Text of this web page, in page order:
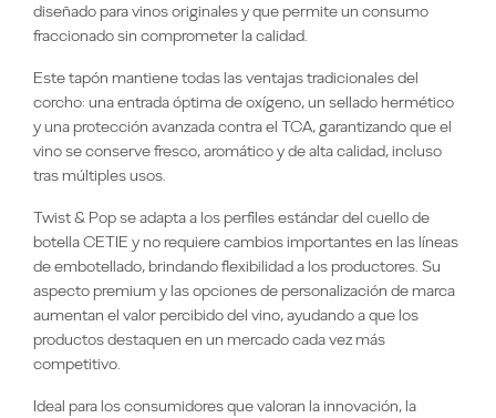
diseñado para vinos originales y que permite un consumo
fraccionado sin comprometer la calidad.
Este tapón mantiene todas las ventajas tradicionales del
corcho: una entrada óptima de oxígeno, un sellado hermético
y una protección avanzada contra el TCA, garantizando que el
vino se conserve fresco, aromático y de alta calidad, incluso
tras múltiples usos.
Twist & Pop se adapta a los perfiles estándar del cuello de
botella CETIE y no requiere cambios importantes en las líneas
de embotellado, brindando flexibilidad a los productores. Su
aspecto premium y las opciones de personalización de marca
aumentan el valor percibido del vino, ayudando a que los
productos destaquen en un mercado cada vez más
competitivo.
Ideal para los consumidores que valoran la innovación, la